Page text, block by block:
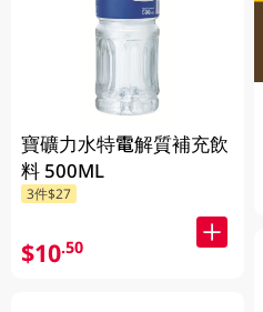
寶礦力水特電解質補充飲
料 500ML
3件$27
$10.50